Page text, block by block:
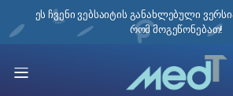
ეს ჩვენი ვებსაიტის განახლებული
რომ მოგეწონებათ!